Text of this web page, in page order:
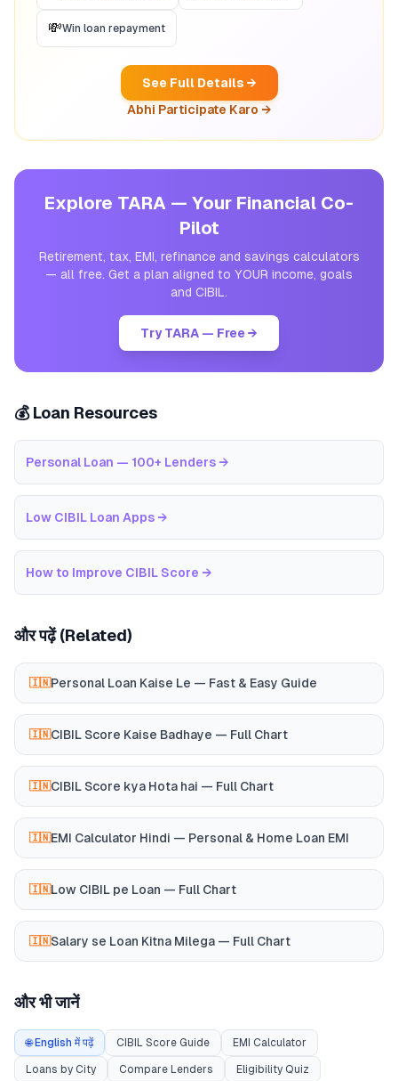
💸Win loan repayment
See Full Details →
Abhi Participate Karo →
Explore TARA — Your Financial Co-
Pilot
Retirement, tax, EMI, refinance and savings calculators
— all free. Get a plan aligned to YOUR income, goals
and CIBIL.
Try TARA — Free →
💰 Loan Resources
Personal Loan — 100+ Lenders →
Low CIBIL Loan Apps →
How to Improve CIBIL Score →
और पढ़ें (Related)
🇮🇳Personal Loan Kaise Le — Fast & Easy Guide
🇮🇳CIBIL Score Kaise Badhaye — Full Chart
🇮🇳CIBIL Score kya Hota hai — Full Chart
🇮🇳EMI Calculator Hindi — Personal & Home Loan EMI
🇮🇳Low CIBIL pe Loan — Full Chart
🇮🇳Salary se Loan Kitna Milega — Full Chart
और भी जानें
🌐 English में पढ़ें CIBIL Score Guide EMI Calculator
Loans by City Compare Lenders Eligibility Quiz